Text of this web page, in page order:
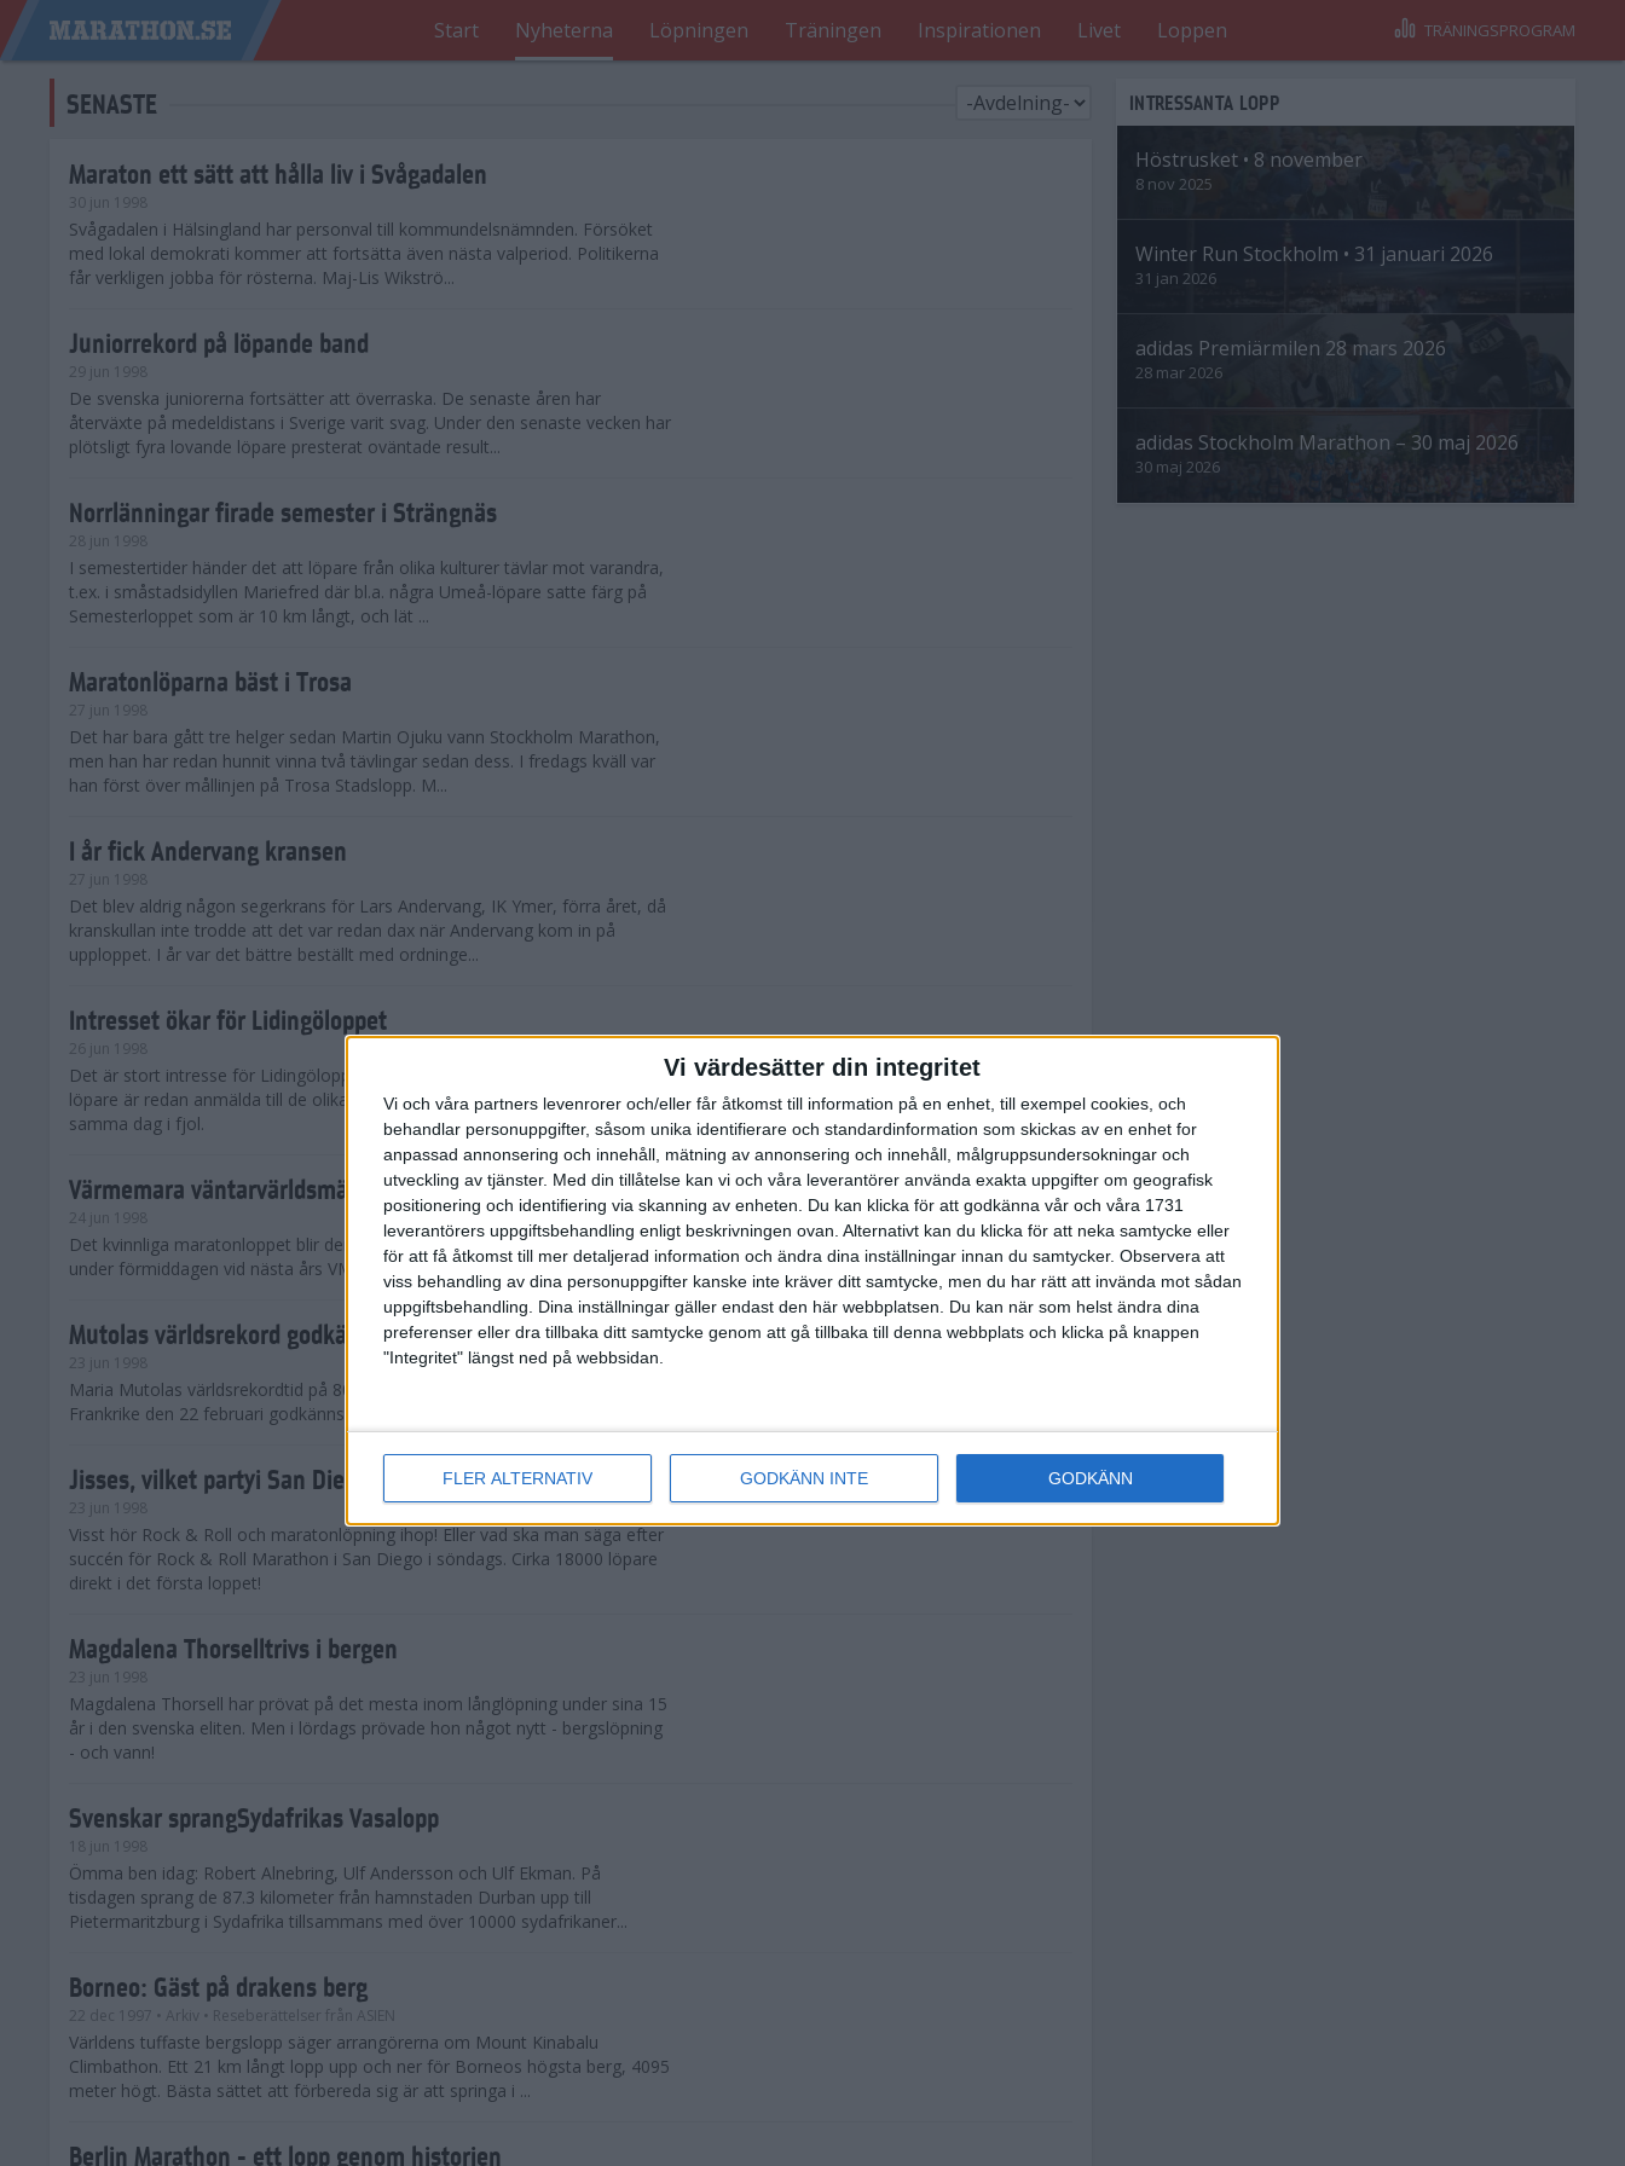
Vi värdesätter din integritet
Vi och våra partners levenrorer och/eller får åtkomst till information på en enhet, till exempel cookies, och
behandlar personuppgifter, såsom unika identifierare och standardinformation som skickas av en enhet for
anpassad annonsering och innehåll, mätning av annonsering och innehåll, målgruppsundersokningar och
utveckling av tjänster. Med din tillåtelse kan vi och våra leverantörer använda exakta uppgifter om geografisk
positionering och identifiering via skanning av enheten. Du kan klicka för att godkänna vår och våra 1731
leverantörers uppgiftsbehandling enligt beskrivningen ovan. Alternativt kan du klicka för att neka samtycke eller
för att få åtkomst till mer detaljerad information och ändra dina inställningar innan du samtycker. Observera att
viss behandling av dina personuppgifter kanske inte kräver ditt samtycke, men du har rätt att invända mot sådan
uppgiftsbehandling. Dina inställningar gäller endast den här webbplatsen. Du kan när som helst ändra dina
preferenser eller dra tillbaka ditt samtycke genom att gå tillbaka till denna webbplats och klicka på knappen
"Integritet" längst ned på webbsidan.
FLER ALTERNATIV GODKÄNN INTE GODKÄNN
Start Nyheterna Löpningen Träningen Inspirationen Livet Loppen TRÄNINGSPROGRAM
SENASTE
Maraton ett sätt att hålla liv i Svågadalen
30 jun 1998
Svågadalen i Hälsingland har personval till kommundelsnämnden. Försöket
med lokal demokrati kommer att fortsätta även nästa valperiod. Politikerna
får verkligen jobba för rösterna. Maj-Lis Wikströ...
Juniorrekord på löpande band
29 jun 1998
De svenska juniorerna fortsätter att överraska. De senaste åren har
återväxte på medeldistans i Sverige varit svag. Under den senaste vecken har
plötsligt fyra lovande löpare presterat oväntade result...
Norrlänningar firade semester i Strängnäs
28 jun 1998
I semestertider händer det att löpare från olika kulturer tävlar mot varandra,
t.ex. i småstadsidyllen Mariefred där bl.a. några Umeå-löpare satte färg på
Semesterloppet som är 10 km långt, och lät ...
Maratonlöparna bäst i Trosa
27 jun 1998
Det har bara gått tre helger sedan Martin Ojuku vann Stockholm Marathon,
men han har redan hunnit vinna två tävlingar sedan dess. I fredags kväll var
han först över mållinjen på Trosa Stadslopp. M...
I år fick Andervang kransen
27 jun 1998
Det blev aldrig någon segerkrans för Lars Andervang, IK Ymer, förra året, då
kranskullan inte trodde att det var redan dax när Andervang kom in på
upploppet. I år var det bättre beställt med ordninge...
Intresset ökar för Lidingöloppet
26 jun 1998
Det är stort intresse för Lidingöloppet som avgörs den 3-4 oktober. 10 500
löpare är redan anmälda till de olika klassena. Det är hela 2 500 fler än
samma dag i fjol.
Värmemara väntarvärldsmästaraspiranter
24 jun 1998
Det kvinnliga maratonloppet blir den enda gren som kommer att avgöras
under förmiddagen vid nästa års VM i friidrott.
Mutolas världsrekord godkänns ej
23 jun 1998
Maria Mutolas världsrekordtid på 800 meter från inomhusgalan i Lievin i
Frankrike den 22 februari godkänns ej.
Jisses, vilket partyi San Diego!
23 jun 1998
Visst hör Rock & Roll och maratonlöpning ihop! Eller vad ska man säga efter
succén för Rock & Roll Marathon i San Diego i söndags. Cirka 18000 löpare
direkt i det första loppet!
Magdalena Thorselltrivs i bergen
23 jun 1998
Magdalena Thorsell har prövat på det mesta inom långlöpning under sina 15
år i den svenska eliten. Men i lördags prövade hon något nytt - bergslöpning
- och vann!
Svenskar sprangSydafrikas Vasalopp
18 jun 1998
Ömma ben idag: Robert Alnebring, Ulf Andersson och Ulf Ekman. På
tisdagen sprang de 87.3 kilometer från hamnstaden Durban upp till
Pietermaritzburg i Sydafrika tillsammans med över 10000 sydafrikaner...
Borneo: Gäst på drakens berg
22 dec 1997 • Arkiv • Reseberättelser från ASIEN
Världens tuffaste bergslopp säger arrangörerna om Mount Kinabalu
Climbathon. Ett 21 km långt lopp upp och ner för Borneos högsta berg, 4095
meter högt. Bästa sättet att förbereda sig är att springa i ...
Berlin Marathon - ett lopp genom historien
INTRESSANTA LOPP
Höstrusket • 8 november
8 nov 2025
Winter Run Stockholm • 31 januari 2026
31 jan 2026
adidas Premiärmilen 28 mars 2026
28 mar 2026
adidas Stockholm Marathon – 30 maj 2026
30 maj 2026